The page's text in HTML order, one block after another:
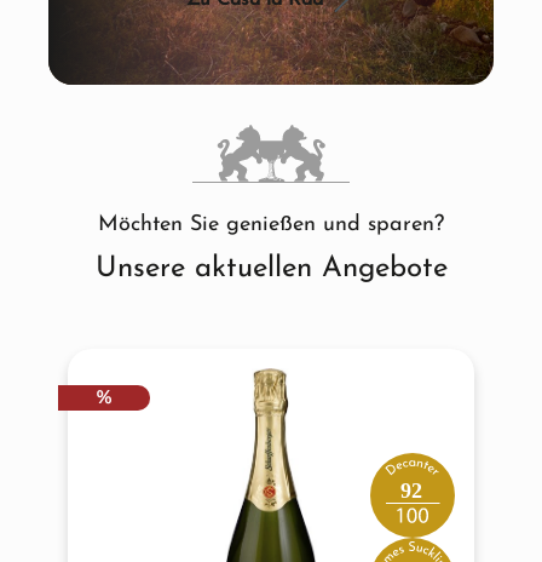
Möchten Sie genießen und sparen?
Unsere aktuellen Angebote
RABATT
%
92